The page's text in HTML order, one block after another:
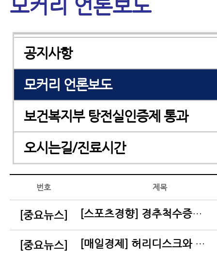
모커리 언론보도
공지사항
모커리 언론보도
보건복지부 탕전실인증제 통과
오시는길/진료시간
번호 제목
[중요뉴스] [스포츠경향] 경추척수증은 수술이 답일까
[중요뉴스] [매일경제] 허리디스크와 다른 '디스크내장증' 무리한 운동·장시간 좌식 피하세요